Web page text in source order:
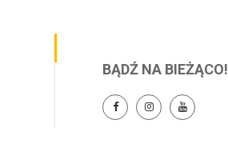
BĄDŹ NA BIEŻĄCO!